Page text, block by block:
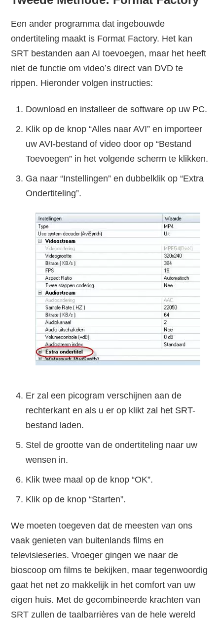
Een ander programma dat ingebouwde
ondertiteling maakt is Format Factory. Het kan
SRT bestanden aan AI toevoegen, maar het heeft
niet de functie om video’s direct van DVD te
rippen. Hieronder volgen instructies:
Download en installeer de software op uw PC.
Klik op de knop “Alles naar AVI” en importeer
uw AVI-bestand of video door op “Bestand
Toevoegen” in het volgende scherm te klikken.
Ga naar “Instellingen” en dubbelklik op “Extra
Ondertiteling”.
Er zal een picogram verschijnen aan de
rechterkant en als u er op klikt zal het SRT-
bestand laden.
Stel de grootte van de ondertiteling naar uw
wensen in.
Klik twee maal op de knop “OK”.
Klik op de knop “Starten”.
We moeten toegeven dat de meesten van ons
vaak genieten van buitenlands films en
televisieseries. Vroeger gingen we naar de
bioscoop om films te bekijken, maar tegenwoordig
gaat het net zo makkelijk in het comfort van uw
eigen huis. Met de gecombineerde krachten van
SRT zullen de taalbarrières van de hele wereld